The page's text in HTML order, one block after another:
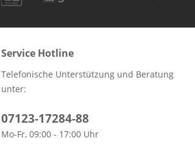
Service Hotline
Telefonische Unterstützung und Beratung
unter:
07123-17284-88
Mo-Fr, 09:00 - 17:00 Uhr